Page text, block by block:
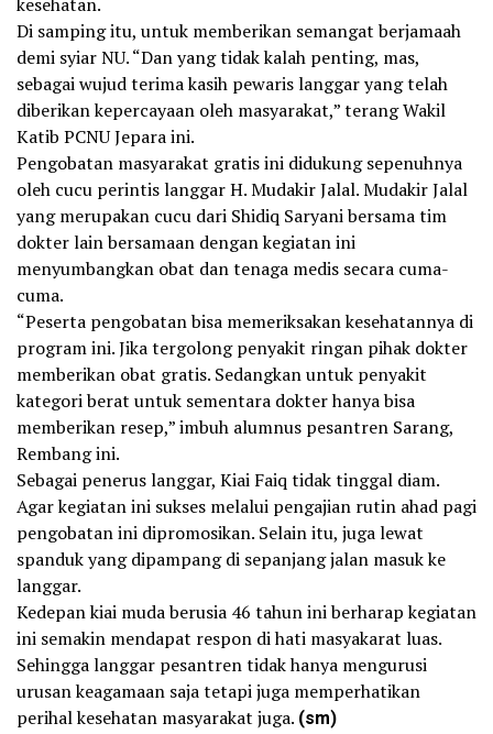
Di samping itu, untuk memberikan semangat berjamaah
demi syiar NU. “Dan yang tidak kalah penting, mas,
sebagai wujud terima kasih pewaris langgar yang telah
diberikan kepercayaan oleh masyarakat,” terang Wakil
Katib PCNU Jepara ini.
Pengobatan masyarakat gratis ini didukung sepenuhnya
oleh cucu perintis langgar H. Mudakir Jalal. Mudakir Jalal
yang merupakan cucu dari Shidiq Saryani bersama tim
dokter lain bersamaan dengan kegiatan ini
menyumbangkan obat dan tenaga medis secara cuma-
cuma.
“Peserta pengobatan bisa memeriksakan kesehatannya di
program ini. Jika tergolong penyakit ringan pihak dokter
memberikan obat gratis. Sedangkan untuk penyakit
kategori berat untuk sementara dokter hanya bisa
memberikan resep,” imbuh alumnus pesantren Sarang,
Rembang ini.
Sebagai penerus langgar, Kiai Faiq tidak tinggal diam.
Agar kegiatan ini sukses melalui pengajian rutin ahad pagi
pengobatan ini dipromosikan. Selain itu, juga lewat
spanduk yang dipampang di sepanjang jalan masuk ke
langgar.
Kedepan kiai muda berusia 46 tahun ini berharap kegiatan
ini semakin mendapat respon di hati masyakarat luas.
Sehingga langgar pesantren tidak hanya mengurusi
urusan keagamaan saja tetapi juga memperhatikan
perihal kesehatan masyarakat juga. (sm)